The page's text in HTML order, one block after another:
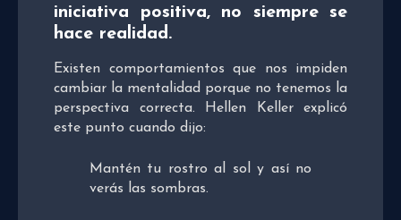
iniciativa positiva, no siempre se
hace realidad.
Existen comportamientos que nos impiden
cambiar la mentalidad porque no tenemos la
perspectiva correcta. Hellen Keller explicó
este punto cuando dijo:
Mantén tu rostro al sol y así no
verás las sombras.